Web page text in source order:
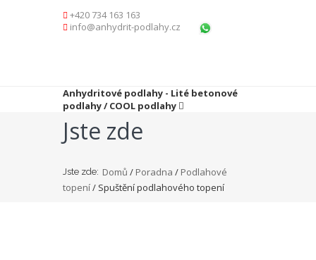
+420 734 163 163
info@anhydrit-podlahy.cz
Anhydritové podlahy - Lité betonové
podlahy / COOL podlahy
Jste zde
Jste zde: Domů / Poradna / Podlahové
topení/ Spuštění podlahového topení